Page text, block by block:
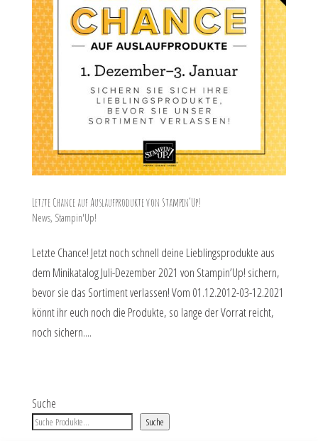
Letzte Chance auf Auslaufprodukte von Stampin’Up!
News, Stampin'Up!
Letzte Chance! Jetzt noch schnell deine Lieblingsprodukte aus
dem Minikatalog Juli-Dezember 2021 von Stampin’Up! sichern,
bevor sie das Sortiment verlassen! Vom 01.12.2012-03-12.2021
könnt ihr euch noch die Produkte, so lange der Vorrat reicht,
noch sichern....
Suche
Suche